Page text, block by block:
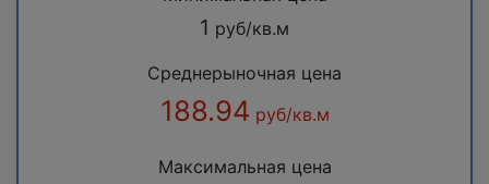
1 руб/кв.м
Среднерыночная цена
188.94 руб/кв.м
Максимальная цена